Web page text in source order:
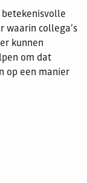
waarin collega’s
kunnen
om dat
op een manier